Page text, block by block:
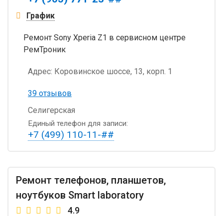
График
Ремонт Sony Xperia Z1 в сервисном центре
РемТроник
Адрес: Коровинское шоссе, 13, корп. 1
39 отзывов
Селигерская
Единый телефон для записи:
+7 (499) 110-11-##
Ремонт телефонов, планшетов,
ноутбуков Smart laboratory
4.9